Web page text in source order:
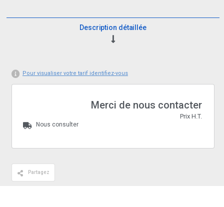
Description détaillée
Pour visualiser votre tarif identifiez-vous
Merci de nous contacter
Prix H.T.
Nous consulter
Partagez